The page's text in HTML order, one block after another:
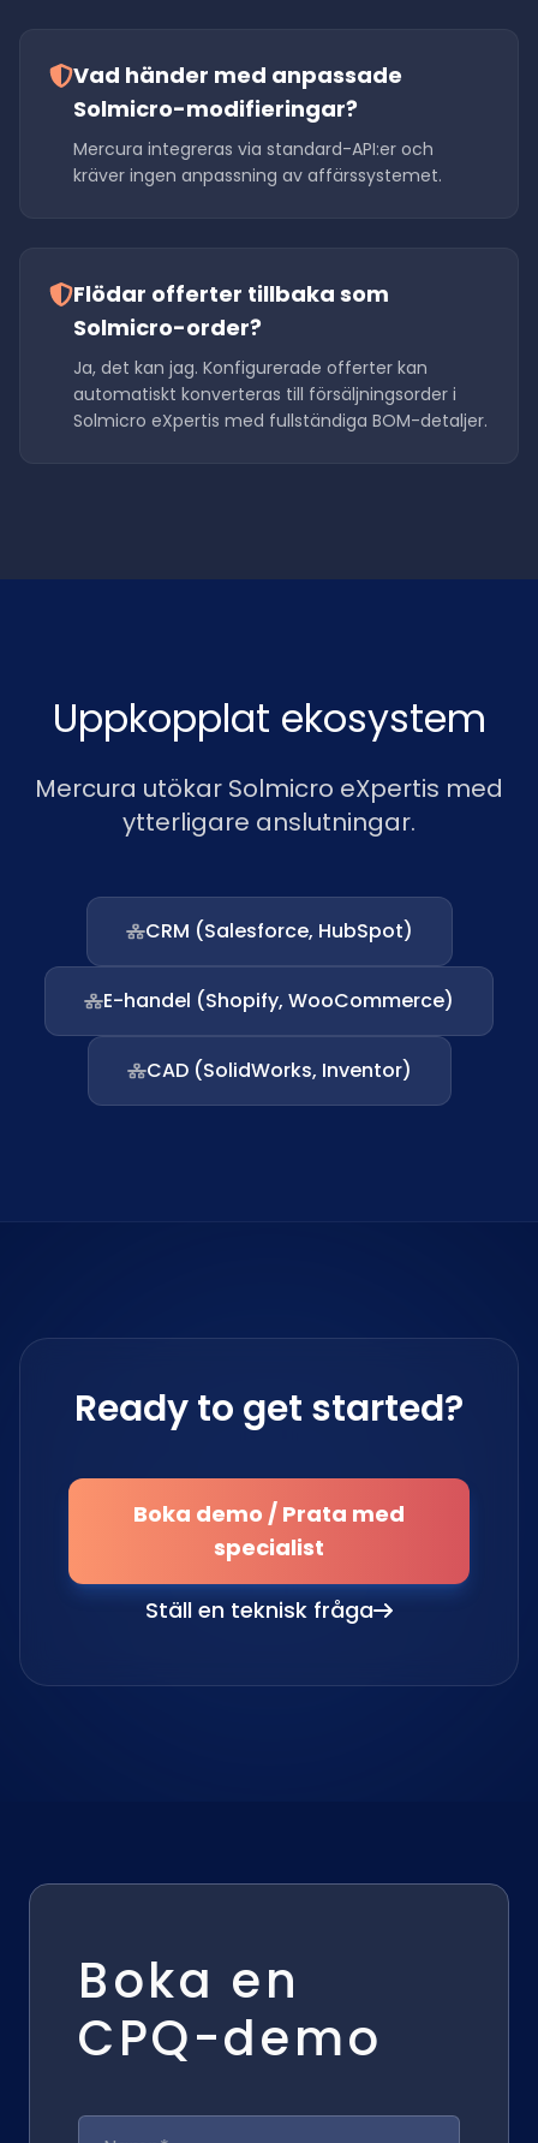
Vad händer med anpassade
Solmicro-modifieringar?
Mercura integreras via standard-API:er och
kräver ingen anpassning av affärssystemet.
Flödar offerter tillbaka som
Solmicro-order?
Ja, det kan jag. Konfigurerade offerter kan
automatiskt konverteras till försäljningsorder i
Solmicro eXpertis med fullständiga BOM-detaljer.
Uppkopplat ekosystem
Mercura utökar Solmicro eXpertis med
ytterligare anslutningar.
CRM (Salesforce, HubSpot)
E-handel (Shopify, WooCommerce)
CAD (SolidWorks, Inventor)
Ready to get started?
Boka demo / Prata med
specialist
Ställ en teknisk fråga
Boka en
CPQ-demo